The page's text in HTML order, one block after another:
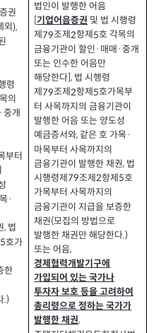
권
외),
령
의
·중개
부터
·
, 법
5호가
한
.)
법인이 발행한 어음
[기업어음증권 및 법 시행령
제 79조제2항제 5호 각목의
금융기관이 할인· 매매 ·중개
또는 인수한 어음만
해당한다], 법 시행령
제 79조제2항제 5호가목부
터 사목까지의 금융기관이
발행한 어음 또는 양도성
예금증서와, 같은 호 가목·
마목부터 사목까지의
금융기관이 발행한 채권, 법
시행령제 79조제2항제 5호
가목부터 사목까지의
금융기관이 지급을 보증한
채권(모집의 방법으로
발행한 채권만 해당한다.)
또는 어음,
경제협력개발기구에
가입되어 있는 국가나
투자자 보호 등을 고려하여
총리령으로 정하는 국가가
발행한 채권,